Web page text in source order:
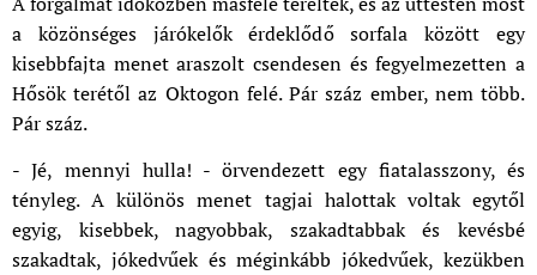
a közönséges járókelők érdeklődő sorfala között egy
kisebbfajta menet araszolt csendesen és fegyelmezetten a
Hősök terétől az Oktogon felé. Pár száz ember, nem több.
Pár száz.
- Jé, mennyi hulla! - örvendezett egy fiatalasszony, és
tényleg. A különös menet tagjai halottak voltak egytől
egyig, kisebbek, nagyobbak, szakadtabbak és kevésbé
szakadtak, jókedvűek és méginkább jókedvűek, kezükben